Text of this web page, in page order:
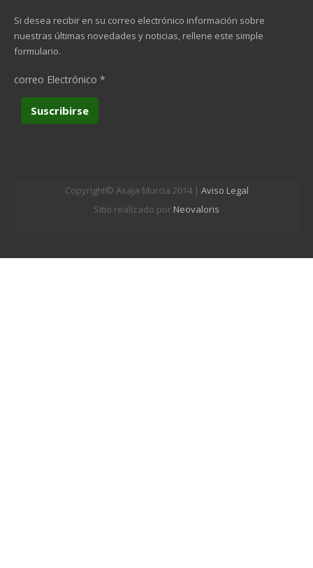
Si desea recibir en su correo electrónico información sobre
nuestras últimas novedades y noticias, rellene este simple
formulario.
correo Electrónico *
Copyright© Asaja Murcia 2014 | Aviso Legal
Sitio realizado por Neovaloris